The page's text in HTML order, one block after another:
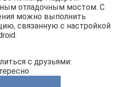
отладочным мостом. С
можно выполнить
связанную с настройкой
с друзьями: